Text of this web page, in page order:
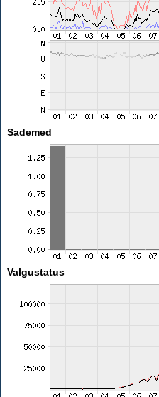
Sademed
Valgustatus